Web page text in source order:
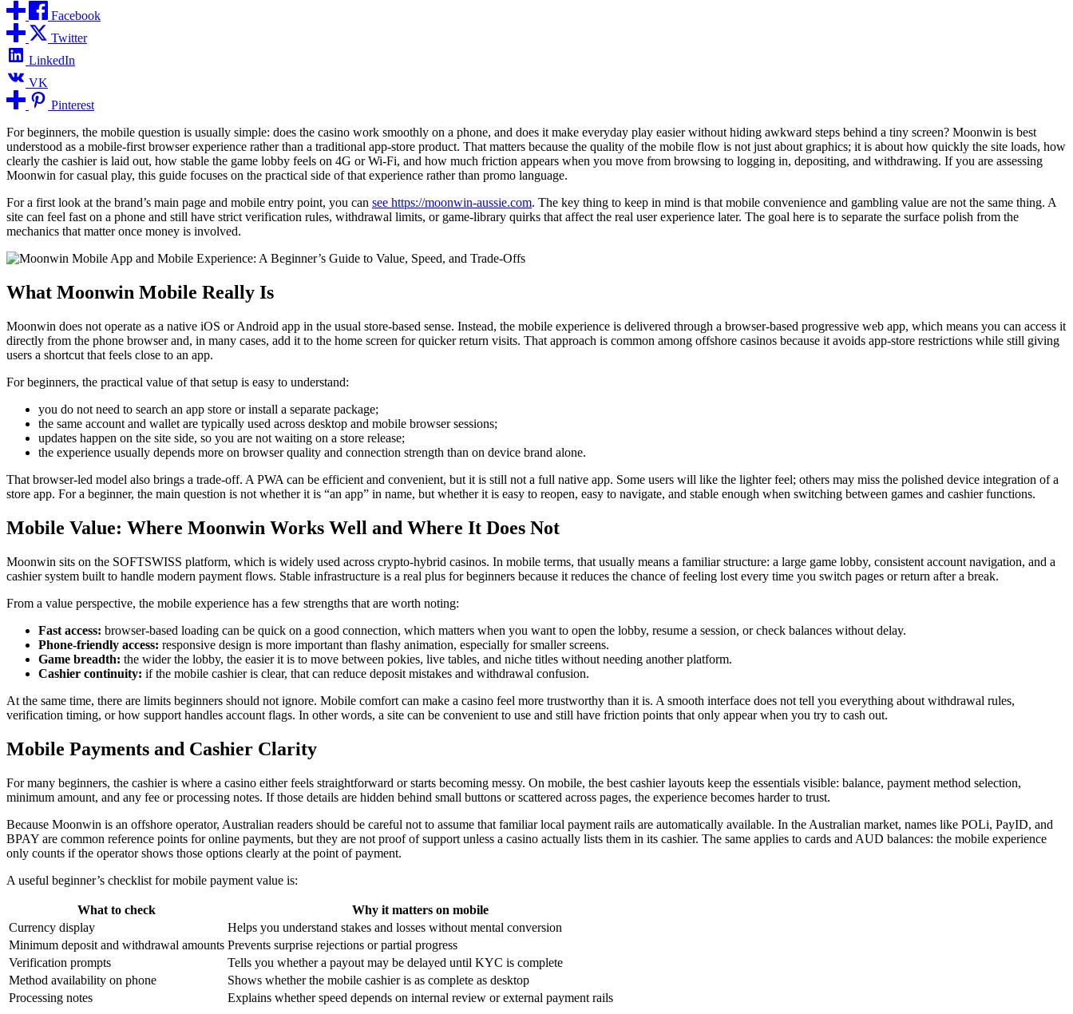
Facebook
Twitter
LinkedIn
VK
Pinterest
For beginners, the mobile question is usually simple: does the casino work smoothly on a phone, and does it make everyday play easier without hiding awkward steps behind a tiny screen? Moonwin is best
understood as a mobile-first browser experience rather than a traditional app-store product. That matters because the quality of the mobile flow is not just about graphics; it is about how quickly the site loads, how
clearly the cashier is laid out, how stable the game lobby feels on 4G or Wi‑Fi, and how much friction appears when you move from browsing to logging in, depositing, and withdrawing. If you are assessing
Moonwin for casual play, this guide focuses on the practical side of that experience rather than promo language.
For a first look at the brand’s main page and mobile entry point, you can see https://moonwin-aussie.com. The key thing to keep in mind is that mobile convenience and gambling value are not the same thing. A
site can feel fast on a phone and still have strict verification rules, withdrawal limits, or game-library quirks that affect the real user experience later. The goal here is to separate the surface polish from the
mechanics that matter once money is involved.
What Moonwin Mobile Really Is
Moonwin does not operate as a native iOS or Android app in the usual store-based sense. Instead, the mobile experience is delivered through a browser-based progressive web app, which means you can access it
directly from the phone browser and, in many cases, add it to the home screen for quicker return visits. That approach is common among offshore casinos because it avoids app-store restrictions while still giving
users a shortcut that feels close to an app.
For beginners, the practical value of that setup is easy to understand:
you do not need to search an app store or install a separate package;
the same account and wallet are typically used across desktop and mobile browser sessions;
updates happen on the site side, so you are not waiting on a store release;
the experience usually depends more on browser quality and connection strength than on device brand alone.
That browser-led model also brings a trade-off. A PWA can be efficient and convenient, but it is still not a full native app. Some users will like the lighter feel; others may miss the polished device integration of a
store app. For a beginner, the main question is not whether it is “an app” in name, but whether it is easy to reopen, easy to navigate, and stable enough when switching between games and cashier functions.
Mobile Value: Where Moonwin Works Well and Where It Does Not
Moonwin sits on the SOFTSWISS platform, which is widely used across crypto-hybrid casinos. In mobile terms, that usually means a familiar structure: a large game lobby, consistent account navigation, and a
cashier system built to handle modern payment flows. Stable infrastructure is a real plus for beginners because it reduces the chance of feeling lost every time you switch pages or return after a break.
From a value perspective, the mobile experience has a few strengths that are worth noting:
Fast access: browser-based loading can be quick on a good connection, which matters when you want to open the lobby, resume a session, or check balances without delay.
Phone-friendly access: responsive design is more important than flashy animation, especially for smaller screens.
Game breadth: the wider the lobby, the easier it is to move between pokies, live tables, and niche titles without needing another platform.
Cashier continuity: if the mobile cashier is clear, that can reduce deposit mistakes and withdrawal confusion.
At the same time, there are limits beginners should not ignore. Mobile comfort can make a casino feel more trustworthy than it is. A smooth interface does not tell you everything about withdrawal rules,
verification timing, or how support handles account flags. In other words, a site can be convenient to use and still have friction points that only appear when you try to cash out.
Mobile Payments and Cashier Clarity
For many beginners, the cashier is where a casino either feels straightforward or starts becoming messy. On mobile, the best cashier layouts keep the essentials visible: balance, payment method selection,
minimum amount, and any fee or processing notes. If those details are hidden behind small buttons or scattered across pages, the experience becomes harder to trust.
Because Moonwin is an offshore operator, Australian readers should be careful not to assume that familiar local payment rails are automatically available. In the Australian market, names like POLi, PayID, and
BPAY are common reference points for online payments, but they are not proof of support unless a casino actually lists them in its cashier. The same applies to cards and AUD balances: the mobile experience
only counts if the operator shows those options clearly at the point of payment.
A useful beginner’s checklist for mobile payment value is:
What to check
Why it matters on mobile
Currency display
Helps you understand stakes and losses without mental conversion
Minimum deposit and withdrawal amounts Prevents surprise rejections or partial progress
Verification prompts
Tells you whether a payout may be delayed until KYC is complete
Method availability on phone
Shows whether the mobile cashier is as complete as desktop
Processing notes
Explains whether speed depends on internal review or external payment rails